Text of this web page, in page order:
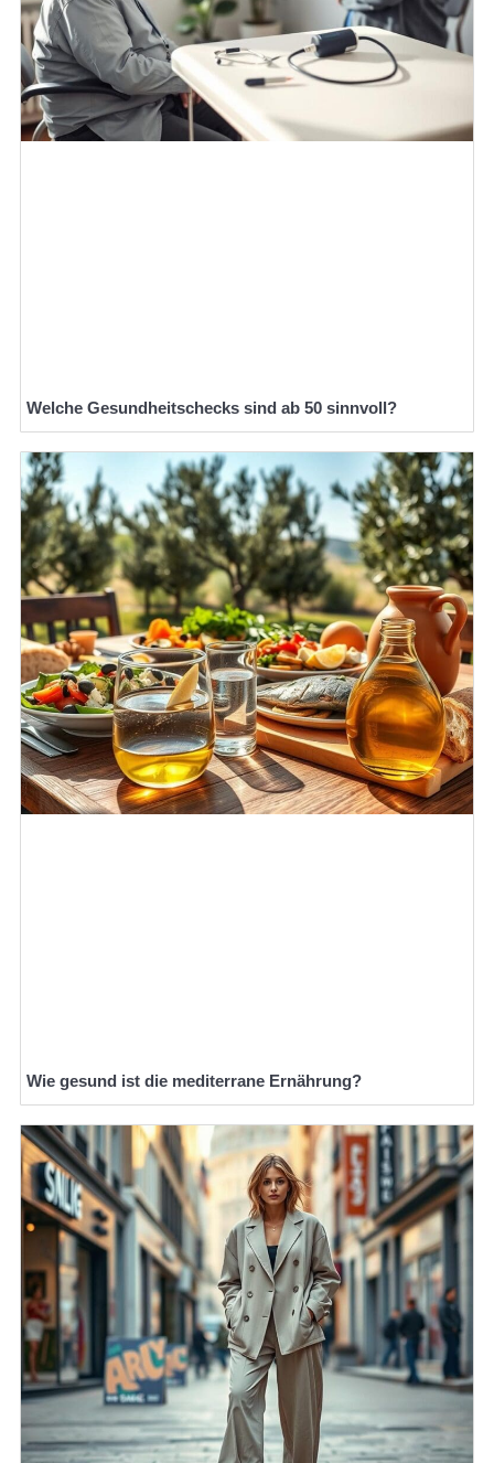
Welche Gesundheitschecks sind ab 50 sinnvoll?
Wie gesund ist die mediterrane Ernährung?